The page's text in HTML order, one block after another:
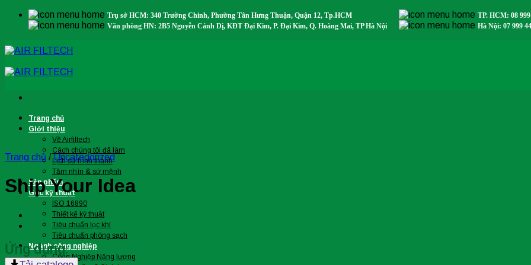
Skip
Trụ sở HCM: 340 Trường Chinh, Phường Tân Hưng Thuận, Quận 12, Tp.HCM
Văn phòng HN: 2B5 Nguyễn Cảnh Dị, KĐT Đại Kim, P. Đại Kim, Q. Hoàng Mai, TP Hà Nội
TP. HCM: 08
Hà Nội: 07 999
Trang chủ
Giới thiệu
Về Airfiltech
Cách chúng tôi đã làm
Lịch sử hình thành
Tầm nhìn & sứ mệnh
Sản phẩm
Góc kỹ thuật
ISO 16890
Thiết kế kỹ thuật
Tiêu chuẩn lọc khí
Tiêu chuẩn phòng sạch
Ngành công nghiệp
Công Nghiệp Năng lượng
Trang chủ / Uncategorized
Ship Your Idea
Ứng dụng: